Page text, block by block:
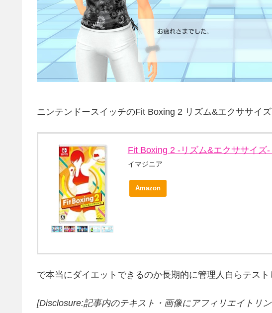
ニンテンドースイッチのFit Boxing 2 リズム&エクササイズ
Fit Boxing 2 -リズム&エクササイズ-
イマジニア
Amazon
で本当にダイエットできるのか長期的に管理人自らテスト
[Disclosure:記事内のテキスト・画像にアフィリエイトリ